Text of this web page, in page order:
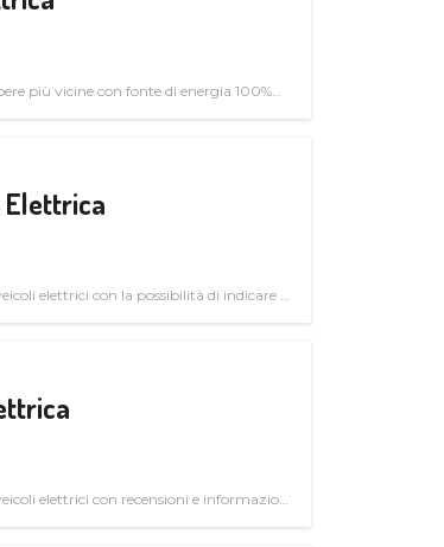
più vicine con fonte di energia 100%
Elettrica
elettrici con la possibilità di indicare le
elettrici con recensioni e informazioni